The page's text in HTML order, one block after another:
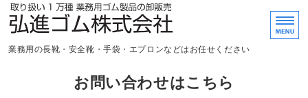
業務用の長靴・安全靴・手袋・エプロンなどはお任せください
お問い合わせはこちら